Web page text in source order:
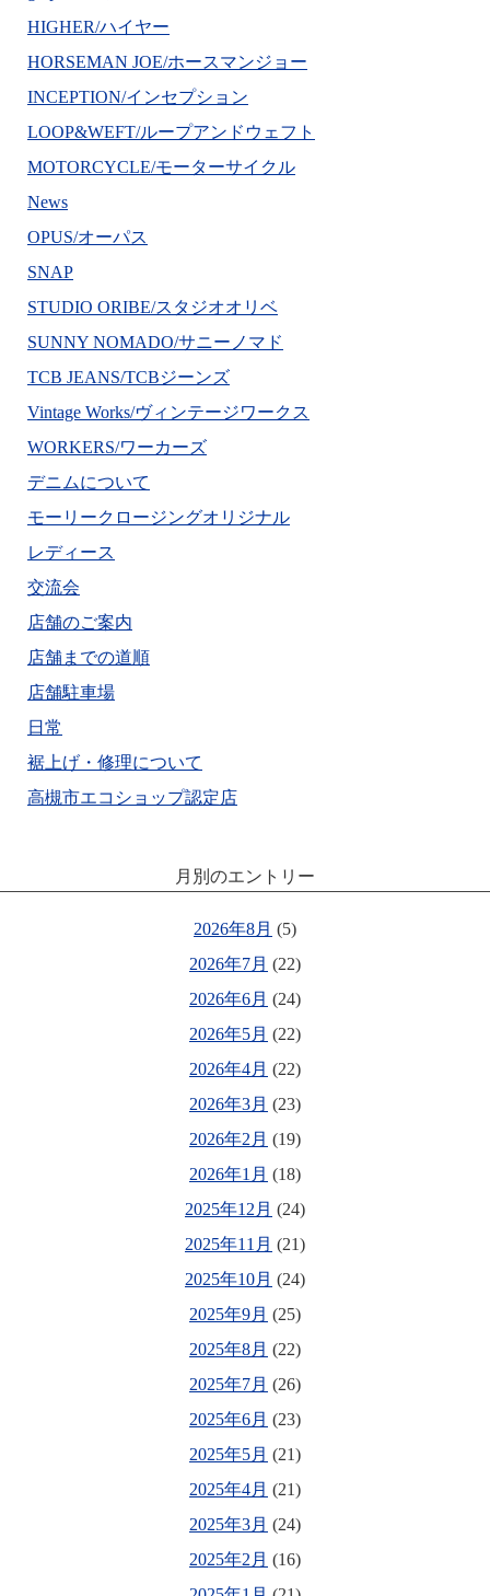
HIGHER/ハイヤー
HORSEMAN JOE/ホースマンジョー
INCEPTION/インセプション
LOOP&WEFT/ループアンドウェフト
MOTORCYCLE/モーターサイクル
News
OPUS/オーパス
SNAP
STUDIO ORIBE/スタジオオリベ
SUNNY NOMADO/サニーノマド
TCB JEANS/TCBジーンズ
Vintage Works/ヴィンテージワークス
WORKERS/ワーカーズ
デニムについて
モーリークロージングオリジナル
レディース
交流会
店舗のご案内
店舗までの道順
店舗駐車場
日常
裾上げ・修理について
高槻市エコショップ認定店
月別のエントリー
2026年8月 (5)
2026年7月 (22)
2026年6月 (24)
2026年5月 (22)
2026年4月 (22)
2026年3月 (23)
2026年2月 (19)
2026年1月 (18)
2025年12月 (24)
2025年11月 (21)
2025年10月 (24)
2025年9月 (25)
2025年8月 (22)
2025年7月 (26)
2025年6月 (23)
2025年5月 (21)
2025年4月 (21)
2025年3月 (24)
2025年2月 (16)